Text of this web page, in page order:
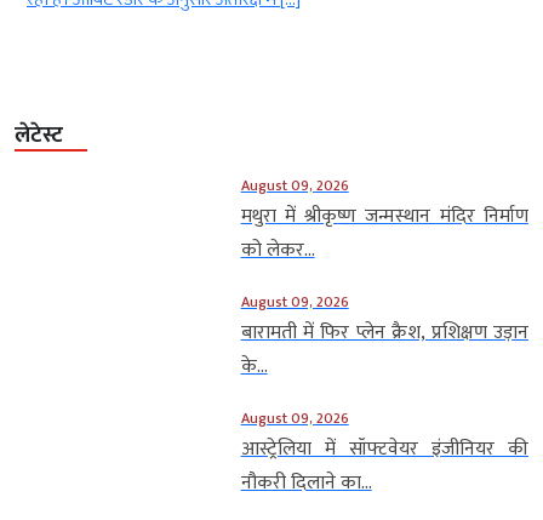
लेटेस्ट
August 09, 2026
मथुरा में श्रीकृष्ण जन्मस्थान मंदिर निर्माण
को लेकर...
August 09, 2026
बारामती में फिर प्लेन क्रैश, प्रशिक्षण उड़ान
के...
August 09, 2026
आस्ट्रेलिया में सॉफ्टवेयर इंजीनियर की
नौकरी दिलाने का...